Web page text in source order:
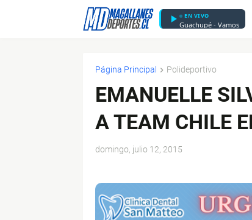
EN VIVO
Guachupé - Vamos
Página Principal Polideportivo
EMANUELLE
A TEAM CHILE
domingo, julio 12, 2015